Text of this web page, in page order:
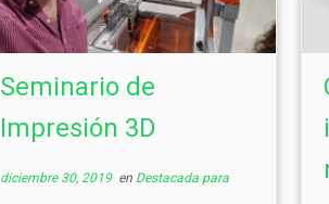
Seminario de
Impresión 3D
diciembre 30, 2019en Destacada para